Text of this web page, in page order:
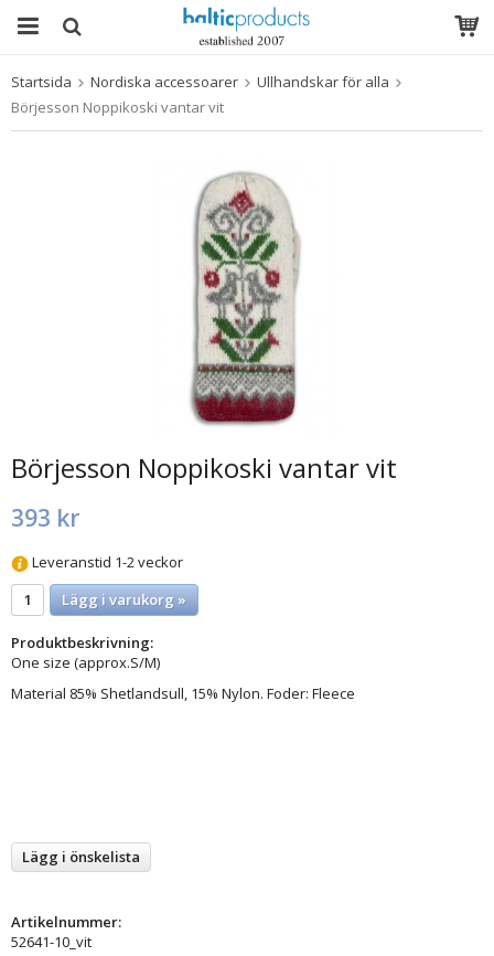
Produkten har blivit tillagd i varukorgen
Startsida Nordiska accessoarer
Ullhandskar för alla
Börjesson Noppikoski vantar vit
Börjesson Noppikoski vantar vit
393 kr
Leveranstid 1-2 veckor
Lägg i varukorg »
Produktbeskrivning:
One size (approx.S/M)
Material 85% Shetlandsull, 15% Nylon. Foder: Fleece
Lägg i önskelista
Artikelnummer:
52641-10_vit